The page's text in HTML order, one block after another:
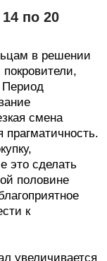
по 20
в решении
смена
прагматичность.
это сделать
половине
к
увеличивается